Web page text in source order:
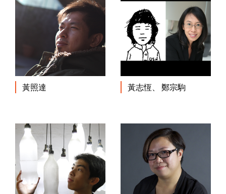
黃照達 黃志恆、 鄭宗駒